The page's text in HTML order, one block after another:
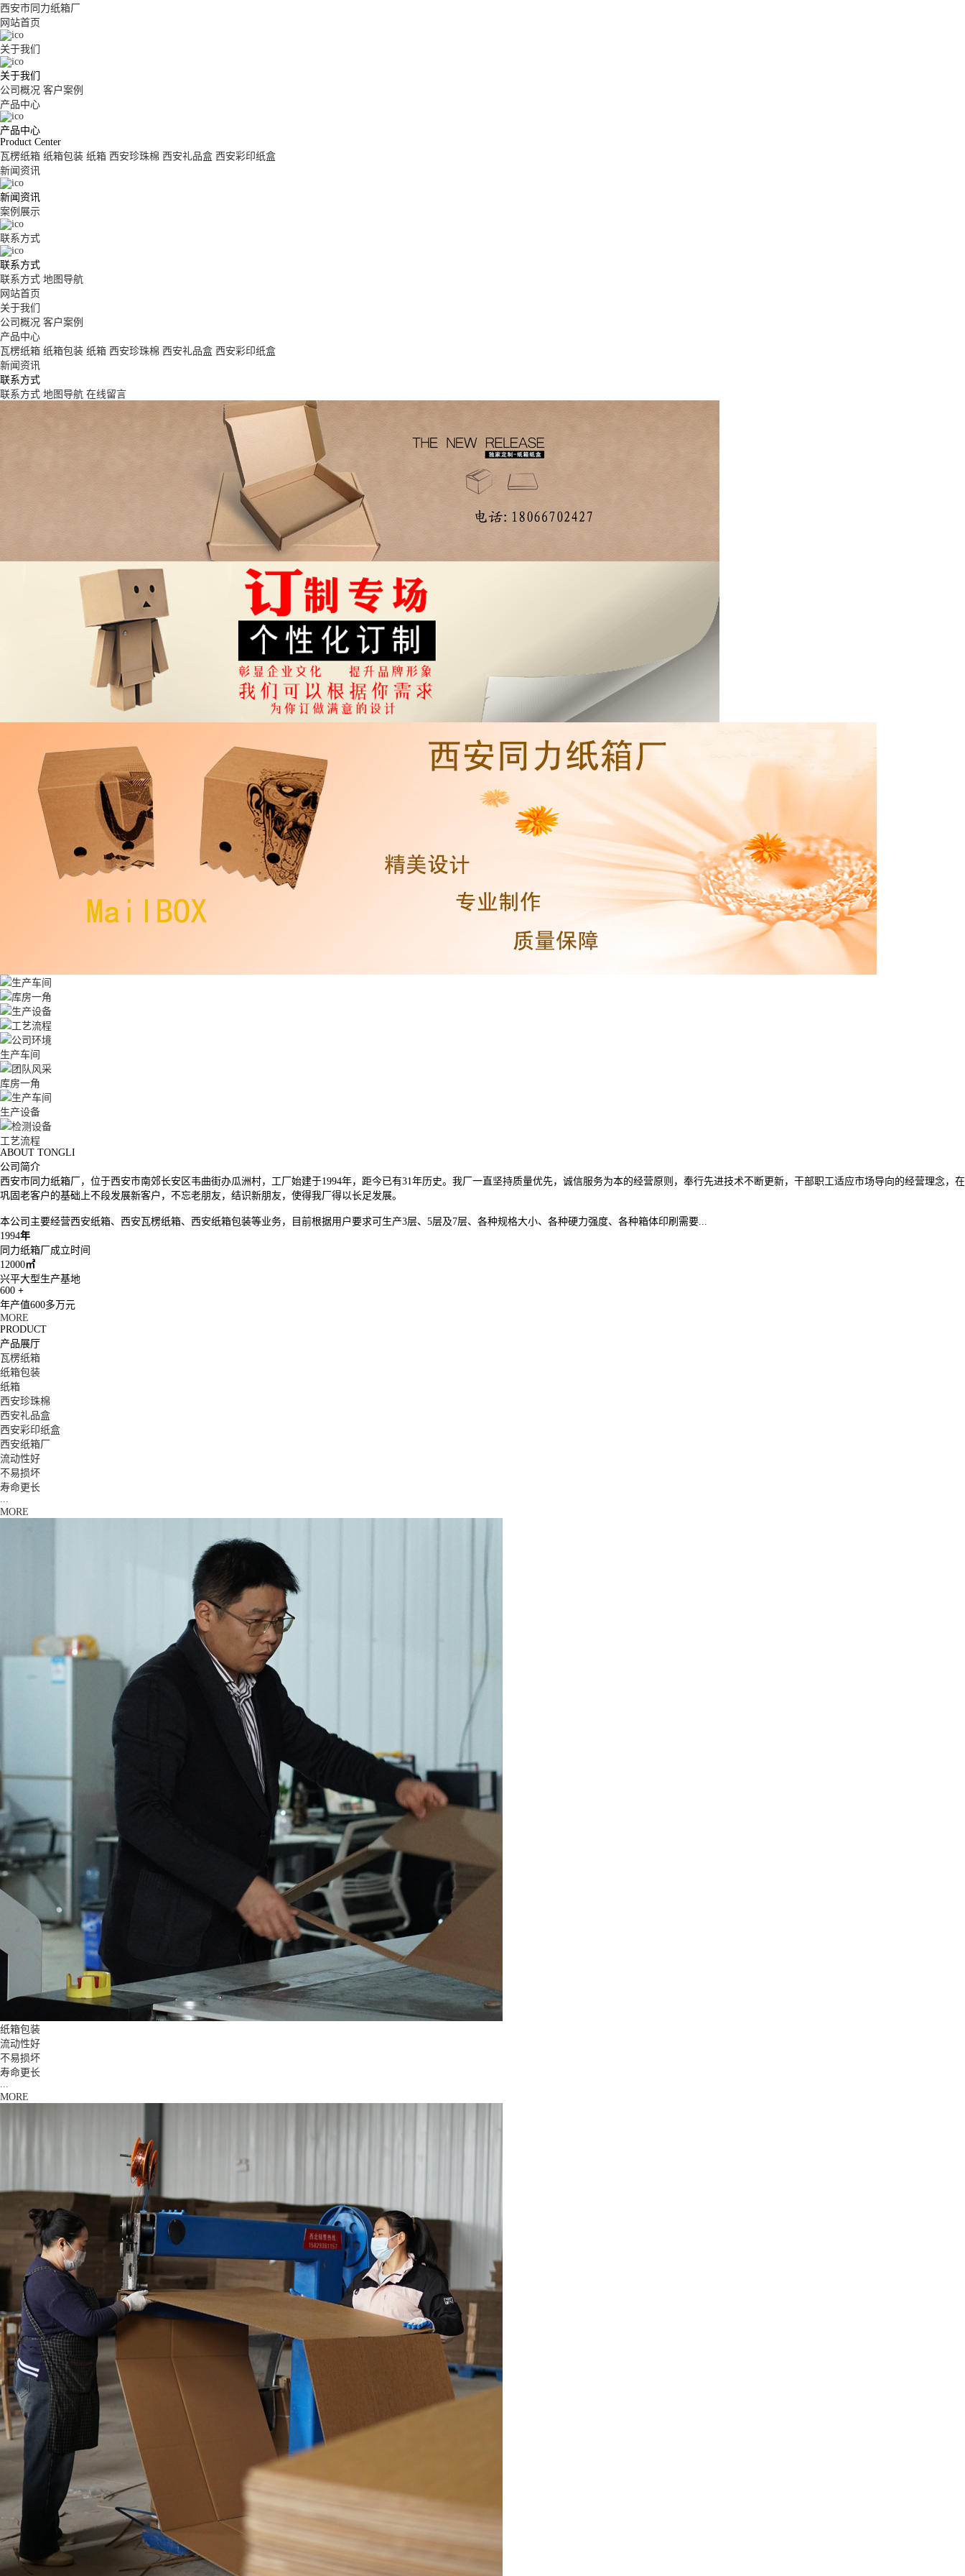
西安市同力纸箱厂
网站首页
关于我们
关于我们
公司概况 客户案例
产品中心
产品中心
Product Center
瓦楞纸箱 纸箱包装 纸箱 西安珍珠棉 西安礼品盒 西安彩印纸盒
新闻资讯
新闻资讯
案例展示
联系方式
联系方式
联系方式 地图导航
网站首页
关于我们
公司概况 客户案例
产品中心
瓦楞纸箱 纸箱包装 纸箱 西安珍珠棉 西安礼品盒 西安彩印纸盒
新闻资讯
联系方式
联系方式 地图导航 在线留言
生产车间
库房一角
生产设备
工艺流程
ABOUT TONGLI
公司简介
西安市同力纸箱厂，位于西安市南郊长安区韦曲街办瓜洲村，工厂始建于1994年，距今已有31年历史。我厂一直坚持质量优先，诚信服务为本的经营原则，奉行先进技术不断更新，干部职工适应市场导向的经营理念，在
巩固老客户的基础上不段发展新客户，不忘老朋友，结识新朋友，使得我厂得以长足发展。
本公司主要经营西安纸箱、西安瓦楞纸箱、西安纸箱包装等业务，目前根据用户要求可生产3层、5层及7层、各种规格大小、各种硬力强度、各种箱体印刷需要...
1994年
同力纸箱厂成立时间
12000㎡
兴平大型生产基地
600 +
年产值600多万元
MORE
PRODUCT
产品展厅
瓦楞纸箱
纸箱包装
纸箱
西安珍珠棉
西安礼品盒
西安彩印纸盒
西安纸箱厂
流动性好
不易损坏
寿命更长
MORE
纸箱包装
流动性好
不易损坏
寿命更长
MORE